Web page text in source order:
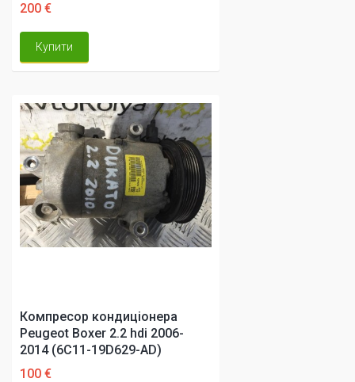
200 €
Купити
Компресор кондиціонера
Peugeot Boxer 2.2 hdi 2006-
2014 (6C11-19D629-AD)
100 €